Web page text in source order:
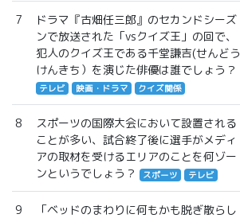
7
ドラマ『古畑任三郎』のセカンドシーズ
ンで放送された「vsクイズ王」の回で、
犯人のクイズ王である千堂謙吉(せんどう
けんきち）を演じた俳優は誰でしょう？
テレビ 映画・ドラマ クイズ関係
8
スポーツの国際大会において設置される
ことが多い、試合終了後に選手がメディ
アの取材を受けるエリアのことを何ゾー
ンというでしょう？
スポーツ テレビ
9
「ベッドのまわりに何もかも脱ぎ散らし